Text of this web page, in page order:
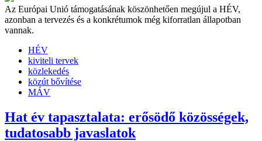
Az Európai Unió támogatásának köszönhetően megújul a HÉV,
azonban a tervezés és a konkrétumok még kiforratlan állapotban
vannak.
HÉV
kiviteli tervek
közlekedés
közút bővítése
MÁV
Hat év tapasztalata: erősödő közösségek,
tudatosabb javaslatok